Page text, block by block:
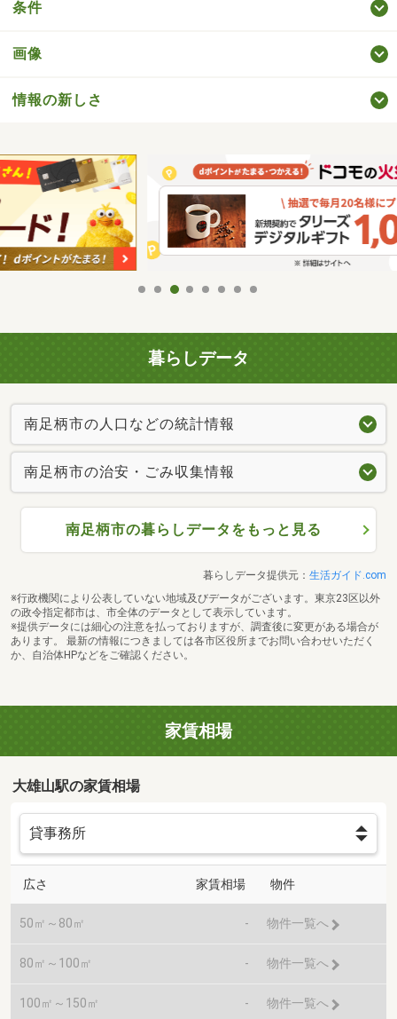
条件
画像
情報の新しさ
暮らしデータ
南足柄市の人口などの統計情報
南足柄市の治安・ごみ収集情報
南足柄市の暮らしデータをもっと見る
暮らしデータ提供元： 生活ガイド.com
※行政機関により公表していない地域及びデータがございます。東京23区以外
の政令指定都市は、市全体のデータとして表示しています。
※提供データには細心の注意を払っておりますが、調査後に変更がある場合が
あります。 最新の情報につきましては各市区役所までお問い合わせいただく
か、自治体HPなどをご確認ください。
家賃相場
大雄山駅の家賃相場
広さ 家賃相場 物件
50㎡～80㎡ - 物件一覧へ
80㎡～100㎡ - 物件一覧へ
100㎡～150㎡ - 物件一覧へ